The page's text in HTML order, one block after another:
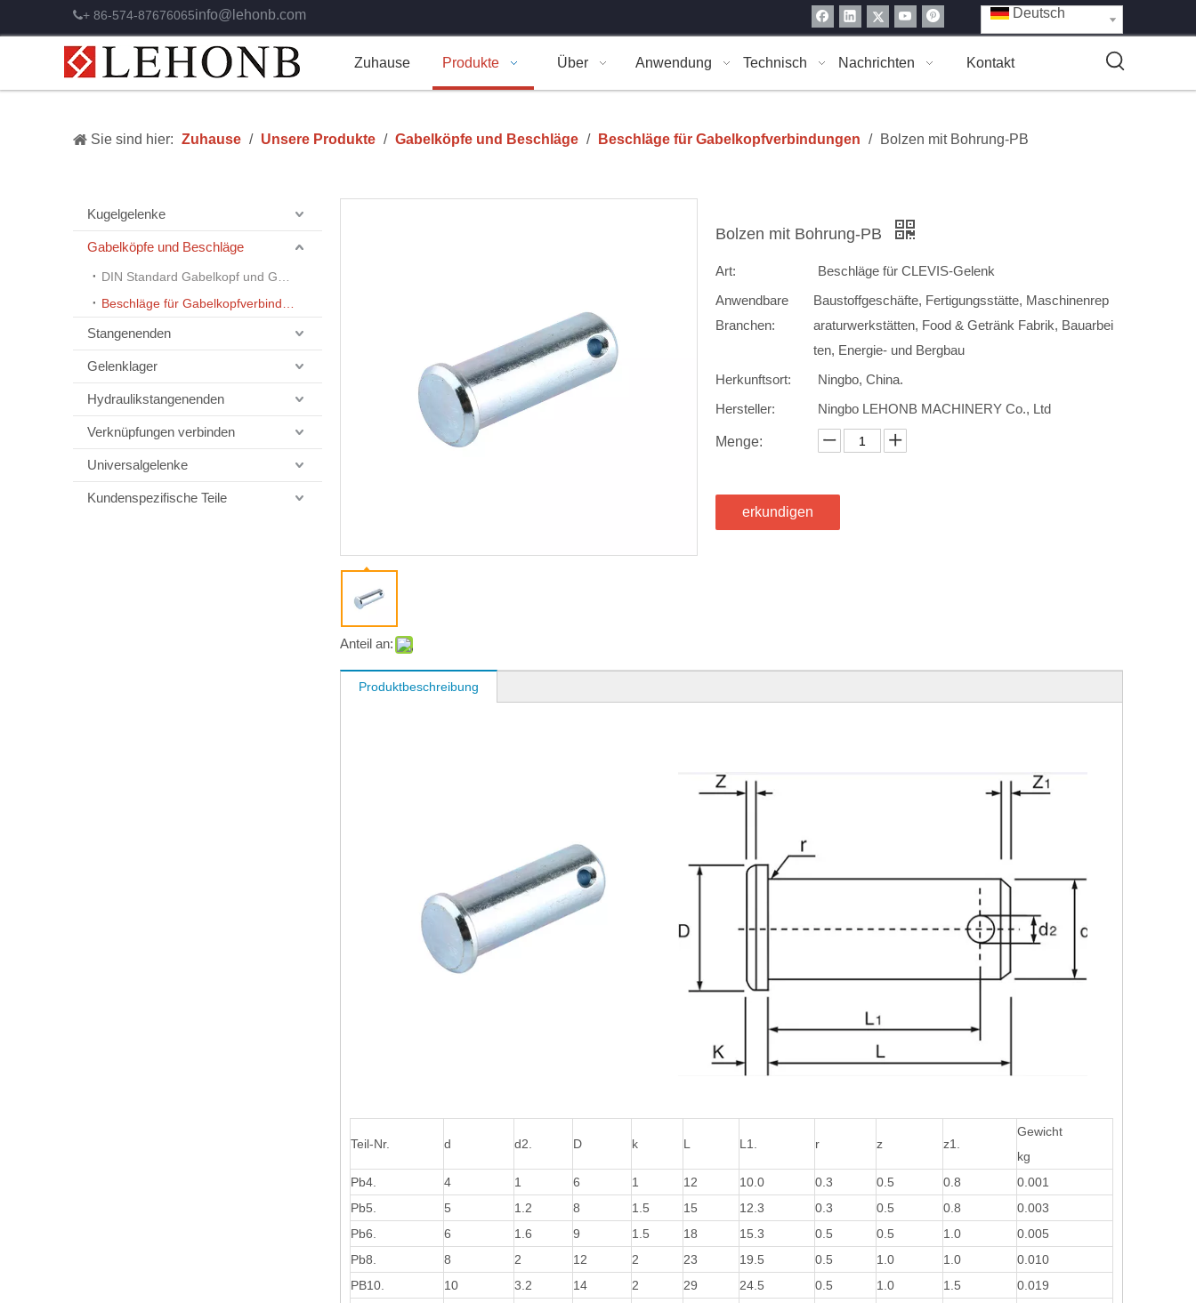
+ 86-574-87676065info@lehonb.com Deutsch
Zuhause Produkte Über Anwendung Technisch Nachrichten Kontakt
Sie sind hier: Zuhause / Unsere Produkte / Gabelköpfe und Beschläge / Beschläge für Gabelkopfverbindungen / Bolzen mit Bohrung-PB
Kugelgelenke
Gabelköpfe und Beschläge
Stangenenden
Gelenklager
Hydraulikstangenenden
Verknüpfungen verbinden
Universalgelenke
Kundenspezifische Teile
Anteil an:
Bolzen mit Bohrung-PB
Art:
Beschläge für CLEVIS-Gelenk
Anwendbare
Branchen:
Baustoffgeschäfte, Fertigungsstätte, Maschinenrep
araturwerkstätten, Food & Getränk Fabrik, Bauarbei
ten, Energie- und Bergbau
Herkunftsort:
Ningbo, China.
Hersteller:
Ningbo LEHONB MACHINERY Co., Ltd
Menge:
erkundigen
Produktbeschreibung
Teil-Nr. d d2. D k L L1. r z z1.
Gewicht
kg
Pb4.
4 1 6 1 12 10.0 0.3 0.5 0.8
0.001
Pb5.
5 1.2 8 1.5 15 12.3 0.3 0.5 0.8
0.003
Pb6.
6 1.6 9 1.5 18 15.3 0.5 0.5 1.0
0.005
Pb8.
8 2 12 2 23 19.5 0.5 1.0 1.0
0.010
PB10.
10 3.2 14 2 29 24.5 0.5 1.0 1.5
0.019